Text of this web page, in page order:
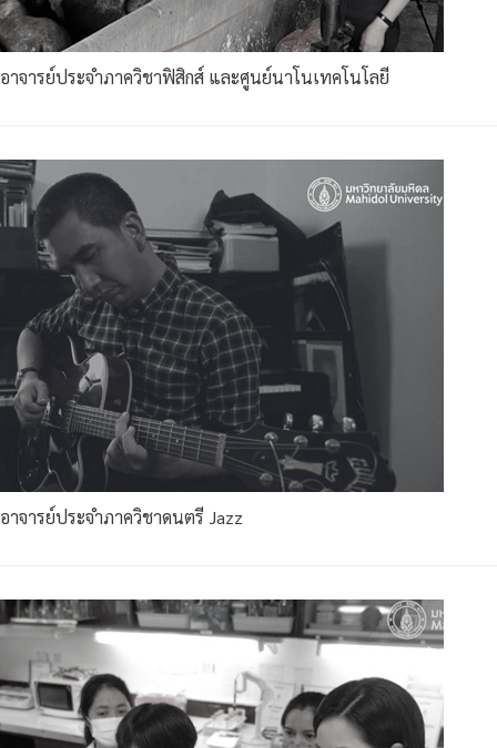
อาจารย์ประจำภาควิชาฟิสิกส์ และศูนย์นาโนเทคโนโลยี
อาจารย์ประจำภาควิชาดนตรี Jazz